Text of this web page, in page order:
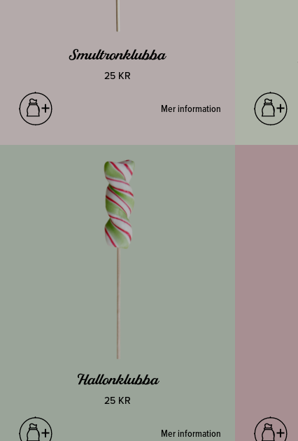
Smultronklubba
25 KR
Mer information
Hallonklubba
25 KR
Mer information